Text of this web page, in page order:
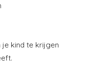
je kind te krijgen